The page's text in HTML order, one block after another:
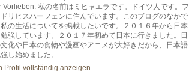
Vorlieben. 私の名前はミヒャエラです。ドイツ人です。フ
ドリヒスハーフェンに住んでいます。このブログのなかで
の生活についてを掲載したいです。２０１６年から日本
強しています。２０１７年初めて日本に行きました。日
化や日本の食物や漫画やアニメが大好きだから、日本語
し始めました。
Profil vollständig anzeigen